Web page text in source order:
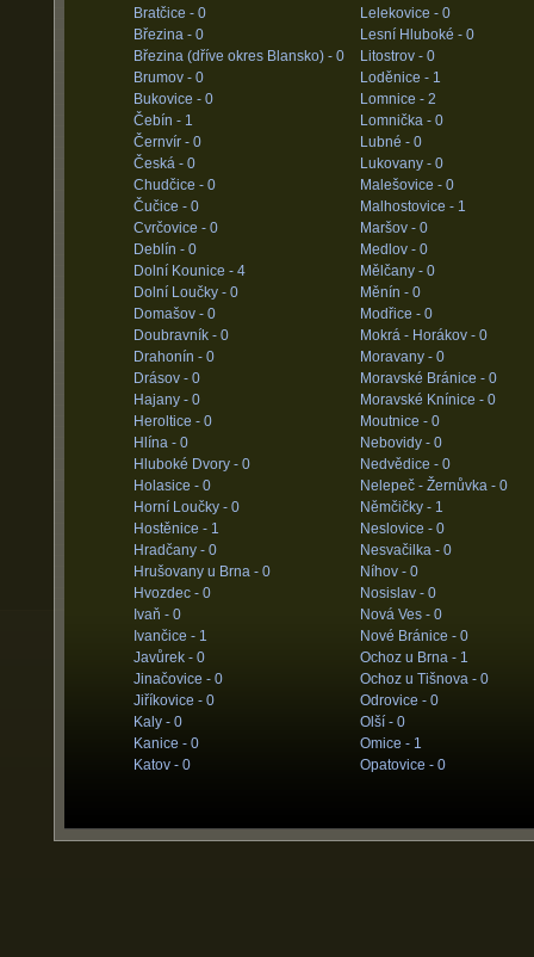
Bratčice - 0
Březina - 0
Březina (dříve okres Blansko) - 0
Brumov - 0
Bukovice - 0
Čebín - 1
Černvír - 0
Česká - 0
Chudčice - 0
Čučice - 0
Cvrčovice - 0
Deblín - 0
Dolní Kounice - 4
Dolní Loučky - 0
Domašov - 0
Doubravník - 0
Drahonín - 0
Drásov - 0
Hajany - 0
Heroltice - 0
Hlína - 0
Hluboké Dvory - 0
Holasice - 0
Horní Loučky - 0
Hostěnice - 1
Hradčany - 0
Hrušovany u Brna - 0
Hvozdec - 0
Ivaň - 0
Ivančice - 1
Javůrek - 0
Jinačovice - 0
Jiříkovice - 0
Kaly - 0
Kanice - 0
Katov - 0
Lelekovice - 0
Lesní Hluboké - 0
Litostrov - 0
Loděnice - 1
Lomnice - 2
Lomnička - 0
Lubné - 0
Lukovany - 0
Malešovice - 0
Malhostovice - 1
Maršov - 0
Medlov - 0
Mělčany - 0
Měnín - 0
Modřice - 0
Mokrá - Horákov - 0
Moravany - 0
Moravské Bránice - 0
Moravské Knínice - 0
Moutnice - 0
Nebovidy - 0
Nedvědice - 0
Nelepeč - Žernůvka - 0
Němčičky - 1
Neslovice - 0
Nesvačilka - 0
Níhov - 0
Nosislav - 0
Nová Ves - 0
Nové Bránice - 0
Ochoz u Brna - 1
Ochoz u Tišnova - 0
Odrovice - 0
Olší - 0
Omice - 1
Opatovice - 0